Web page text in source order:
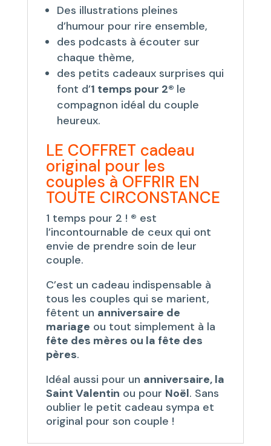
Des illustrations pleines
d’humour pour rire ensemble,
des podcasts à écouter sur
chaque thème,
des petits cadeaux surprises qui
font d’1 temps pour 2® le
compagnon idéal du couple
heureux.
LE COFFRET cadeau
original pour les
couples à OFFRIR EN
TOUTE CIRCONSTANCE
1 temps pour 2 ! ® est
l’incontournable de ceux qui ont
envie de prendre soin de leur
couple.
C’est un cadeau indispensable à
tous les couples qui se marient,
fêtent un anniversaire de
mariage ou tout simplement à la
fête des mères ou la fête des
pères.
Idéal aussi pour un anniversaire, la
Saint Valentin ou pour Noël. Sans
oublier le petit cadeau sympa et
original pour son couple !